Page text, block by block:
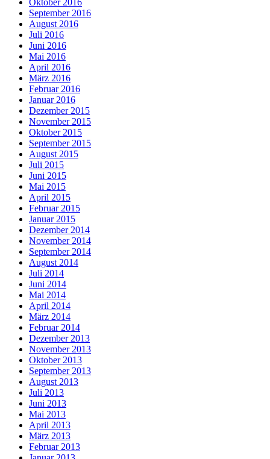
Oktober 2016
September 2016
August 2016
Juli 2016
Juni 2016
Mai 2016
April 2016
März 2016
Februar 2016
Januar 2016
Dezember 2015
November 2015
Oktober 2015
September 2015
August 2015
Juli 2015
Juni 2015
Mai 2015
April 2015
Februar 2015
Januar 2015
Dezember 2014
November 2014
September 2014
August 2014
Juli 2014
Juni 2014
Mai 2014
April 2014
März 2014
Februar 2014
Dezember 2013
November 2013
Oktober 2013
September 2013
August 2013
Juli 2013
Juni 2013
Mai 2013
April 2013
März 2013
Februar 2013